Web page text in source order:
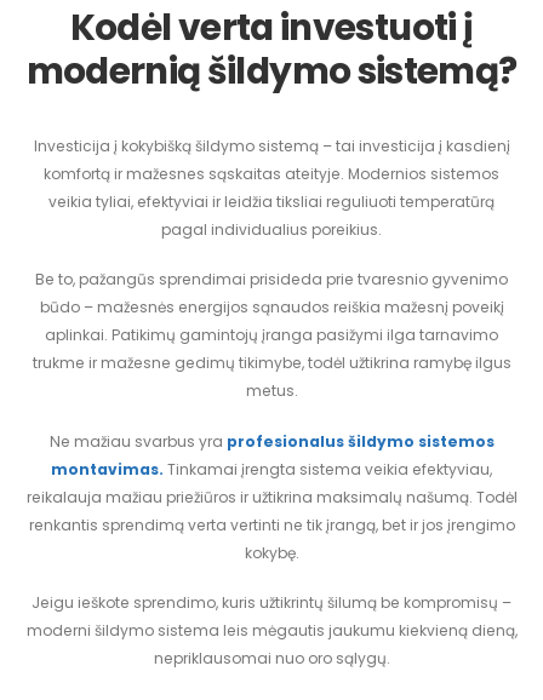
Kodėl verta investuoti į
modernią šildymo sistemą?
Investicija į kokybišką šildymo sistemą – tai investicija į kasdienį
komfortą ir mažesnes sąskaitas ateityje. Modernios sistemos
veikia tyliai, efektyviai ir leidžia tiksliai reguliuoti temperatūrą
pagal individualius poreikius.
Be to, pažangūs sprendimai prisideda prie tvaresnio gyvenimo
būdo – mažesnės energijos sąnaudos reiškia mažesnį poveikį
aplinkai. Patikimų gamintojų įranga pasižymi ilga tarnavimo
trukme ir mažesne gedimų tikimybe, todėl užtikrina ramybę ilgus
metus.
Ne mažiau svarbus yra profesionalus šildymo sistemos
montavimas. Tinkamai įrengta sistema veikia efektyviau,
reikalauja mažiau priežiūros ir užtikrina maksimalų našumą. Todėl
renkantis sprendimą verta vertinti ne tik įrangą, bet ir jos įrengimo
kokybę.
Jeigu ieškote sprendimo, kuris užtikrintų šilumą be kompromisų –
moderni šildymo sistema leis mėgautis jaukumu kiekvieną dieną,
nepriklausomai nuo oro sąlygų.